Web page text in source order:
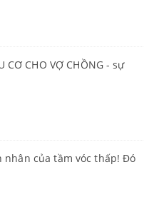
CƠ CHO VỢ CHỒNG - sự
nhân của tầm vóc thấp! Đó